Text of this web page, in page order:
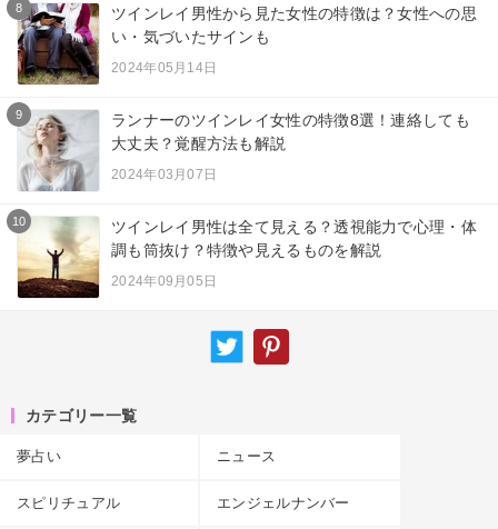
8
ツインレイ男性から見た女性の特徴は？女性への思
い・気づいたサインも
2024年05月14日
9
ランナーのツインレイ女性の特徴8選！連絡しても
大丈夫？覚醒方法も解説
2024年03月07日
10
ツインレイ男性は全て見える？透視能力で心理・体
調も筒抜け？特徴や見えるものを解説
2024年09月05日
カテゴリー一覧
夢占い ニュース
スピリチュアル エンジェルナンバー